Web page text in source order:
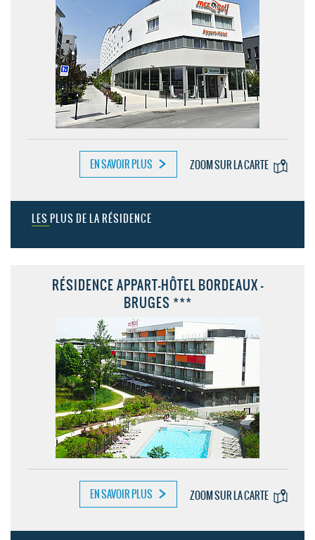
EN SAVOIR PLUS ZOOM SUR LA CARTE
LES PLUS DE LA RÉSIDENCE
RÉSIDENCE APPART-HÔTEL BORDEAUX -
BRUGES ***
EN SAVOIR PLUS ZOOM SUR LA CARTE